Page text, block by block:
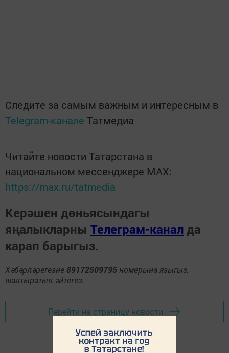
Следите за самым важным и интересным в
Telegram-канале Татмедиа
Читайте новости Татарстана в
национальном мессенджере MАХ:
https://max.ru/tatmedia
Керәшен дөньясындагы
яңалыкларны Телеграм-канал да
карап барыгыз.
Хәбәрләрегезне 89172509795 номерына языгыз,
шалтыратып әйтегез.
Перейти на страницу новости